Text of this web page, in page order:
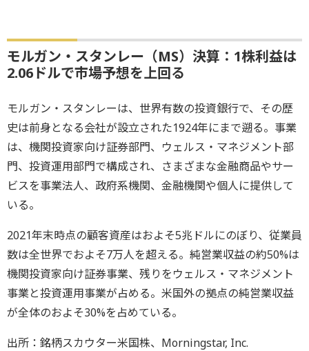
モルガン・スタンレー（MS）決算：1株利益は
2.06ドルで市場予想を上回る
モルガン・スタンレーは、世界有数の投資銀行で、その歴
史は前身となる会社が設立された1924年にまで遡る。事業
は、機関投資家向け証券部門、ウェルス・マネジメント部
門、投資運用部門で構成され、さまざまな金融商品やサー
ビスを事業法人、政府系機関、金融機関や個人に提供して
いる。
2021年末時点の顧客資産はおよそ5兆ドルにのぼり、従業員
数は全世界でおよそ7万人を超える。純営業収益の約50%は
機関投資家向け証券事業、残りをウェルス・マネジメント
事業と投資運用事業が占める。米国外の拠点の純営業収益
が全体のおよそ30%を占めている。
出所：銘柄スカウター米国株、Morningstar, Inc.